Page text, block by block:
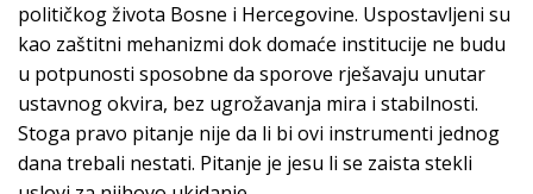
političkog života Bosne i Hercegovine. Uspostavljeni su
kao zaštitni mehanizmi dok domaće institucije ne budu
u potpunosti sposobne da sporove rješavaju unutar
ustavnog okvira, bez ugrožavanja mira i stabilnosti.
Stoga pravo pitanje nije da li bi ovi instrumenti jednog
dana trebali nestati. Pitanje je jesu li se zaista stekli